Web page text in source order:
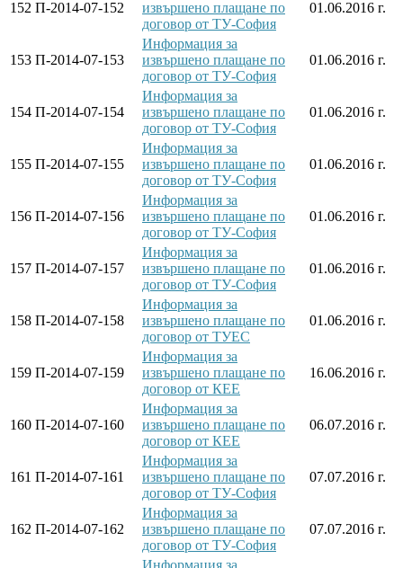
152 П-2014-07-152
извършено плащане по
договор от ТУ-София
01.06.2016 г.
153 П-2014-07-153
Информация за
извършено плащане по
договор от ТУ-София
01.06.2016 г.
154 П-2014-07-154
Информация за
извършено плащане по
договор от ТУ-София
01.06.2016 г.
155 П-2014-07-155
Информация за
извършено плащане по
договор от ТУ-София
01.06.2016 г.
156 П-2014-07-156
Информация за
извършено плащане по
договор от ТУ-София
01.06.2016 г.
157 П-2014-07-157
Информация за
извършено плащане по
договор от ТУ-София
01.06.2016 г.
158 П-2014-07-158
Информация за
извършено плащане по
договор от ТУЕС
01.06.2016 г.
159 П-2014-07-159
Информация за
извършено плащане по
договор от КЕЕ
16.06.2016 г.
160 П-2014-07-160
Информация за
извършено плащане по
договор от КЕЕ
06.07.2016 г.
161 П-2014-07-161
Информация за
извършено плащане по
договор от ТУ-София
07.07.2016 г.
162 П-2014-07-162
Информация за
извършено плащане по
договор от ТУ-София
07.07.2016 г.
Информация за